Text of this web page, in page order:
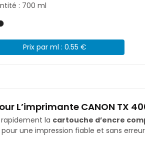
: 700 ml
Prix par ml : 0.55 €
L’imprimante CANON TX
la cartouche d’encre
une impression fiable et sans